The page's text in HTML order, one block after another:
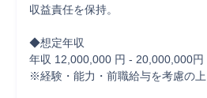
収益責任を保持。
◆想定年収
年収 12,000,000 円 - 20,000,000円
※経験・能力・前職給与を考慮の上